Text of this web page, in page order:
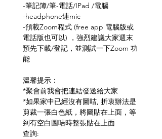
-筆記簿/筆-電話/IPad /電腦
-headphone連mic
-預載Zoom程式 (free app 電腦版或
電話版也可以) ，強烈建議大家週末
預先下載/登記，並測試一下Zoom 功
溫馨提示：
*聚會前我會把連結發送給大家
*如果家中已經沒有圖咭, 折衷辦法是
剪裁一張白色紙，將圖貼在上面，等
到有空白圖咭時整張貼在上面
查詢: